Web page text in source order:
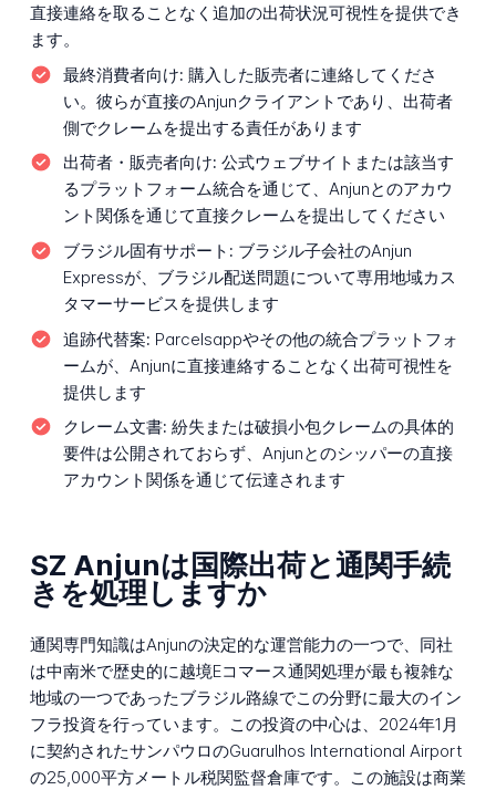
直接連絡を取ることなく追加の出荷状況可視性を提供でき
ます。
最終消費者向け: 購入した販売者に連絡してくださ
い。彼らが直接のAnjunクライアントであり、出荷者
側でクレームを提出する責任があります
出荷者・販売者向け: 公式ウェブサイトまたは該当す
るプラットフォーム統合を通じて、Anjunとのアカウ
ント関係を通じて直接クレームを提出してください
ブラジル固有サポート: ブラジル子会社のAnjun
Expressが、ブラジル配送問題について専用地域カス
タマーサービスを提供します
追跡代替案: Parcelsappやその他の統合プラットフォ
ームが、Anjunに直接連絡することなく出荷可視性を
提供します
クレーム文書: 紛失または破損小包クレームの具体的
要件は公開されておらず、Anjunとのシッパーの直接
アカウント関係を通じて伝達されます
SZ Anjunは国際出荷と通関手続
きを処理しますか
通関専門知識はAnjunの決定的な運営能力の一つで、同社
は中南米で歴史的に越境Eコマース通関処理が最も複雑な
地域の一つであったブラジル路線でこの分野に最大のイン
フラ投資を行っています。この投資の中心は、2024年1月
に契約されたサンパウロのGuarulhos International Airport
の25,000平方メートル税関監督倉庫です。この施設は商業